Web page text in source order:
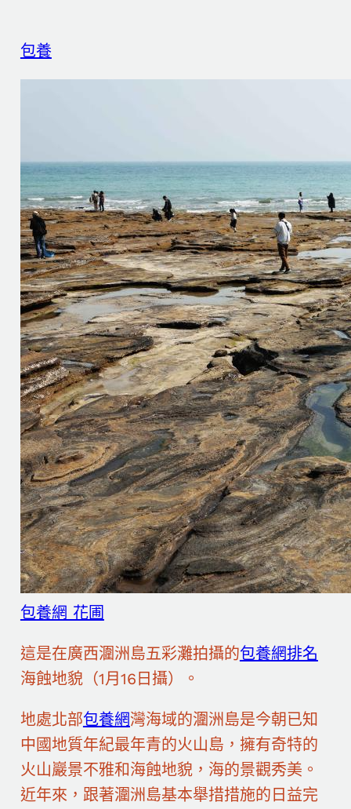
包養
包養網 花圃
這是在廣西潿洲島五彩灘拍攝的包養網排名
海蝕地貌（1月16日攝）。
地處北部包養網灣海域的潿洲島是今朝已知
中國地質年紀最年青的火山島，擁有奇特的
火山巖景不雅和海蝕地貌，海的景觀秀美。
近年來，跟著潿洲島基本舉措措施的日益完